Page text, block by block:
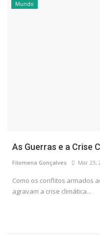
Mundo
As Guerras e a Crise
Filomena Gonçalves Mar 23,
Como os conflitos armados
agravam a crise climática...